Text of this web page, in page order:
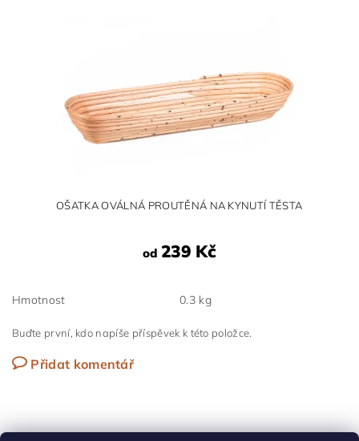
OŠATKA OVÁLNÁ PROUTĚNÁ NA KYNUTÍ TĚSTA
od239 Kč
Hmotnost 0.3 kg
Buďte první, kdo napíše příspěvek k této položce.
Přidat komentář